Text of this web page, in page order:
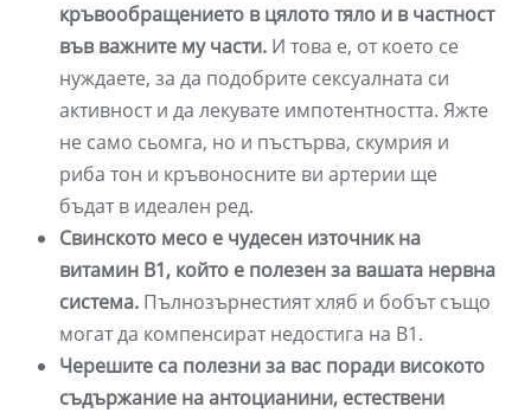
кръвообращението в цялото тяло и в частност
във важните му части. И това е, от което се
нуждаете, за да подобрите сексуалната си
активност и да лекувате импотентността. Яжте
не само сьомга, но и пъстърва, скумрия и
риба тон и кръвоносните ви артерии ще
бъдат в идеален ред.
Свинското месо е чудесен източник на
витамин В1, който е полезен за вашата нервна
система. Пълнозърнестият хляб и бобът също
могат да компенсират недостига на B1.
Черешите са полезни за вас поради високото
съдържание на антоцианини, естествени